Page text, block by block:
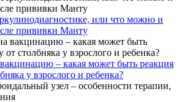
или что можно и
прививки Манту
– какая может быть реакция
у взрослого и ребенка?